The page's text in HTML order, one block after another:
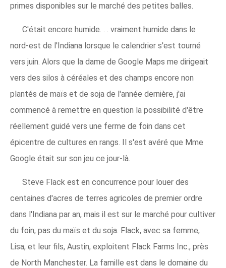
primes disponibles sur le marché des petites balles.
C'était encore humide. . . vraiment humide dans le
nord-est de l'Indiana lorsque le calendrier s'est tourné
vers juin. Alors que la dame de Google Maps me dirigeait
vers des silos à céréales et des champs encore non
plantés de maïs et de soja de l'année dernière, j'ai
commencé à remettre en question la possibilité d'être
réellement guidé vers une ferme de foin dans cet
épicentre de cultures en rangs. Il s'est avéré que Mme
Google était sur son jeu ce jour-là.
Steve Flack est en concurrence pour louer des
centaines d'acres de terres agricoles de premier ordre
dans l'Indiana par an, mais il est sur le marché pour cultiver
du foin, pas du maïs et du soja. Flack, avec sa femme,
Lisa, et leur fils, Austin, exploitent Flack Farms Inc., près
de North Manchester. La famille est dans le domaine du